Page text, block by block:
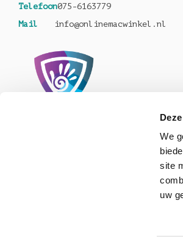
We
site
uw
Telefoon075-6163779
Mail
info@onlinemacwinkel.nl